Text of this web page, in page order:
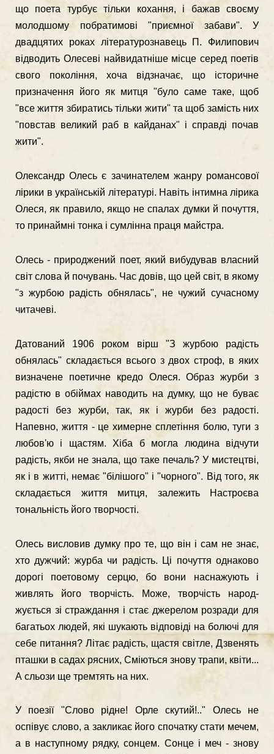
що поета турбує тільки кохання, і бажав своєму
молодшому побрати­мові "приємної забави". У
двадцятих роках літературознавець П. Филипович
відводить Олесеві найвидатніше місце серед поетів
свого покоління, хоча відзначає, що історичне
призначення його як митця "було саме таке, щоб
"все життя збиратись тільки жити" та щоб замість них
"повстав великий раб в кайданах" і справді по­чав
жити".
Олександр Олесь є зачинателем жанру романсової
лірики в українській літературі. Навіть інтимна лірика
Олеся, як правило, якщо не спа­лах думки й почуття,
то принаймні тонка і сумлінна праця майстра.
Олесь - природжений поет, який вибудував власний
світ слова й почувань. Час довів, що цей світ, в якому
"з журбою радість обня­лась", не чужий сучасному
читачеві.
Датований 1906 роком вірш "З журбою радість
обнялась" скла­дається всього з двох строф, в яких
визначене поетичне кредо Оле­ся. Образ журби з
радістю в обіймах наводить на думку, що не буває
радості без журби, так, як і журби без радості.
Напевно, життя - це химерне сплетіння болю, туги з
любов'ю і щастям. Хіба б могла людина відчути
радість, якби не знала, що таке печаль? У мистецтві,
як і в житті, немає "білішого" і "чорного". Від того, як
складається життя митця, залежить Настроєва
тональність його творчості.
Олесь висловив думку про те, що він і сам не знає,
хто дужчий: журба чи радість. Ці почуття однаково
дорогі поетовому серцю, бо вони наснажують і
живлять його творчість. Може, творчість народ­
жується зі страждання і стає джерелом розради для
багатьох людей, які шукають відповіді на болючі для
себе питання? Літає радість, щастя світле, Дзвенять
пташки в садах рясних, Сміються знову трапи, квіти...
А сльози ще тремтять на них.
У поезії "Слово рідне! Орле скутий!.." Олесь не
оспівує слово, а закликає його спочатку стати мечем,
а в наступному рядку, сон­цем. Сонце і меч - знову